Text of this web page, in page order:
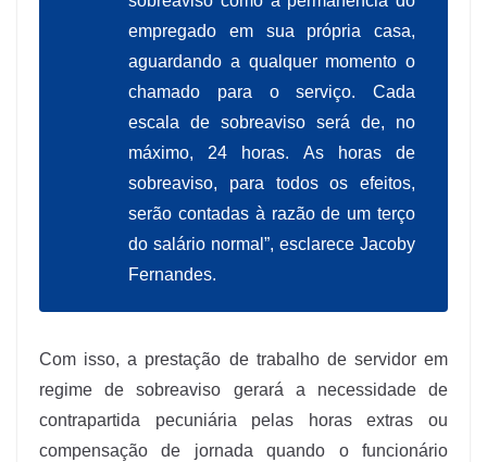
empregado em sua própria casa,
aguardando a qualquer momento o
chamado para o serviço. Cada
escala de sobreaviso será de, no
máximo, 24 horas. As horas de
sobreaviso, para todos os efeitos,
serão contadas à razão de um terço
do salário normal”, esclarece Jacoby
Fernandes.
Com isso, a prestação de trabalho de servidor em
regime de sobreaviso gerará a necessidade de
contrapartida pecuniária pelas horas extras ou
compensação de jornada quando o funcionário